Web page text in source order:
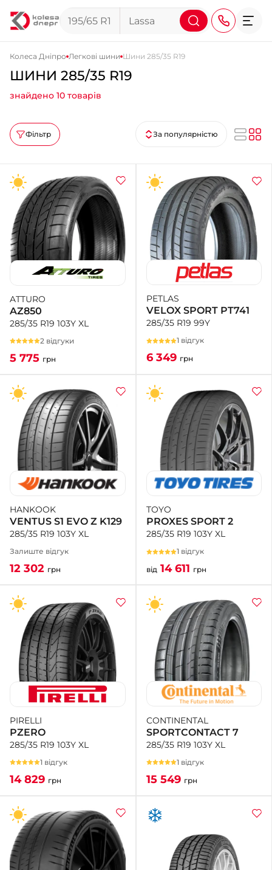
+38 (095) 276-44-44
+38 (067) 911-14-14
- на Щепкіна
+38 (098) 911-911-0
- на Тополі
+38 (098) 911-911-4
- на Калиновій
+38 (077) 7-184-184
- Донецьке шосе
+38 (050)-911-911-2
- Щепкіна
+38 (099)-643-33-77
- Тополь
+38 (068)-923-74-19
- Калинова
Колеса Дніпро Легкові шини Шини 285/35 R19
ШИНИ 285/35 R19
знайдено 10 товарів
Фільтр За популярністю
ATTURO
AZ850
285/35 R19 103Y XL
2 відгуки
5 775 грн
PETLAS
VELOX SPORT PT741
285/35 R19 99Y
1 відгук
6 349 грн
HANKOOK
VENTUS S1 EVO Z K129
285/35 R19 103Y XL
Залиште відгук
12 302 грн
TOYO
PROXES SPORT 2
285/35 R19 103Y XL
1 відгук
від 14 611 грн
PIRELLI
PZERO
285/35 R19 103Y XL
1 відгук
14 829 грн
CONTINENTAL
SPORTCONTACT 7
285/35 R19 103Y XL
1 відгук
15 549 грн